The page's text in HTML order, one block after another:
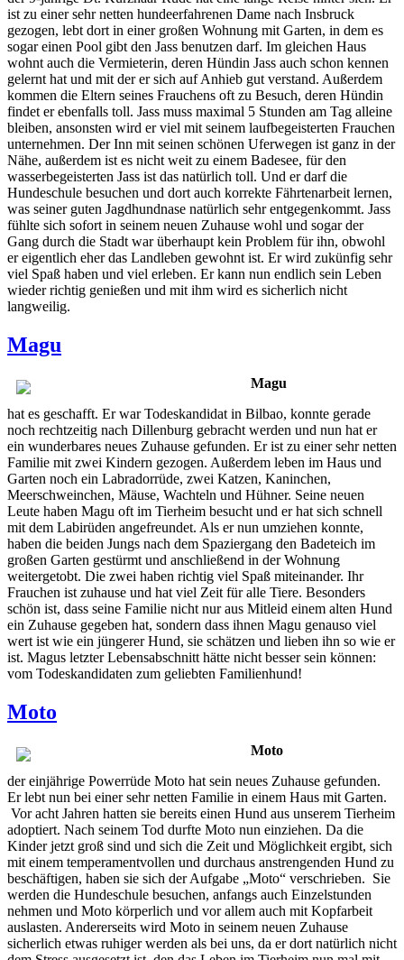
ist zu einer sehr netten hundeerfahrenen Dame nach Insbruck
gezogen, lebt dort in einer großen Wohnung mit Garten, in dem es
sogar einen Pool gibt den Jass benutzen darf. Im gleichen Haus
wohnt auch die Vermieterin, deren Hündin Jass auch schon kennen
gelernt hat und mit der er sich auf Anhieb gut verstand. Außerdem
kommen die Eltern seines Frauchens oft zu Besuch, deren Hündin
findet er ebenfalls toll. Jass muss maximal 5 Stunden am Tag alleine
bleiben, ansonsten wird er viel mit seinem laufbegeisterten Frauchen
unternehmen. Der Inn mit seinen schönen Uferwegen ist ganz in der
Nähe, außerdem ist es nicht weit zu einem Badesee, für den
wasserbegeisterten Jass ist das natürlich toll. Und er darf die
Hundeschule besuchen und dort auch korrekte Fährtenarbeit lernen,
was seiner guten Jagdhundnase natürlich sehr entgegenkommt. Jass
fühlte sich sofort in seinem neuen Zuhause wohl und sogar der
Gang durch die Stadt war überhaupt kein Problem für ihn, obwohl
er eigentlich eher das Landleben gewohnt ist. Er wird zukünfig sehr
viel Spaß haben und viel erleben. Er kann nun endlich sein Leben
wieder richtig genießen und mit ihm wird es sicherlich nicht
langweilig.
Magu
Magu
hat es geschafft. Er war Todeskandidat in Bilbao, konnte gerade
noch rechtzeitig nach Dillenburg gebracht werden und nun hat er
ein wunderbares neues Zuhause gefunden. Er ist zu einer sehr netten
Familie mit zwei Kindern gezogen. Außerdem leben im Haus und
Garten noch ein Labradorrüde, zwei Katzen, Kaninchen,
Meerschweinchen, Mäuse, Wachteln und Hühner. Seine neuen
Leute haben Magu oft im Tierheim besucht und er hat sich schnell
mit dem Labirüden angefreundet. Als er nun umziehen konnte,
haben die beiden Jungs nach dem Spaziergang den Badeteich im
großen Garten gestürmt und anschließend in der Wohnung
weitergetobt. Die zwei haben richtig viel Spaß miteinander. Ihr
Frauchen ist zuhause und hat viel Zeit für alle Tiere. Besonders
schön ist, dass seine Familie nicht nur aus Mitleid einem alten Hund
ein Zuhause gegeben hat, sondern dass ihnen Magu genauso viel
wert ist wie ein jüngerer Hund, sie schätzen und lieben ihn so wie er
ist. Magus letzter Lebensabschnitt hätte nicht besser sein können:
vom Todeskandidaten zum geliebten Familienhund!
Moto
Moto
der einjährige Powerrüde Moto hat sein neues Zuhause gefunden.
Er lebt nun bei einer sehr netten Familie in einem Haus mit Garten.
Vor acht Jahren hatten sie bereits einen Hund aus unserem Tierheim
adoptiert. Nach seinem Tod durfte Moto nun einziehen. Da die
Kinder jetzt groß sind und sich die Zeit und Möglichkeit ergibt, sich
mit einem temperamentvollen und durchaus anstrengenden Hund zu
beschäftigen, haben sie sich der Aufgabe „Moto“ verschrieben. Sie
werden die Hundeschule besuchen, anfangs auch Einzelstunden
nehmen und Moto körperlich und vor allem auch mit Kopfarbeit
auslasten. Andererseits wird Moto in seinem neuen Zuhause
sicherlich etwas ruhiger werden als bei uns, da er dort natürlich nicht